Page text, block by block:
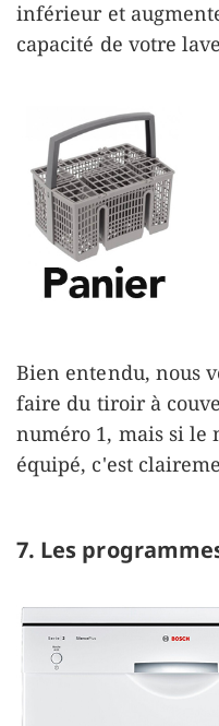
inférieur et
capacité de votre
Bien entendu, nous
faire du tiroir à
numéro 1, mais si le
équipé, c'est
7. Les